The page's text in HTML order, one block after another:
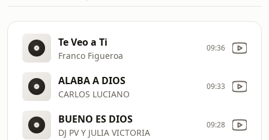
Te Veo a Ti
Franco Figueroa
09:36
ALABA A DIOS
CARLOS LUCIANO
09:33
BUENO ES DIOS
DJ PV Y JULIA VICTORIA
09:28